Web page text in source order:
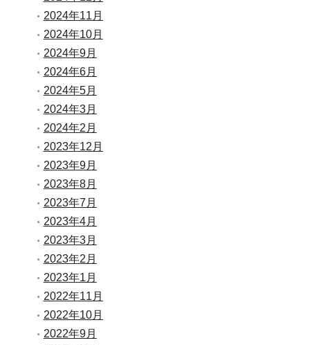
2024年11月
2024年10月
2024年9月
2024年6月
2024年5月
2024年3月
2024年2月
2023年12月
2023年9月
2023年8月
2023年7月
2023年4月
2023年3月
2023年2月
2023年1月
2022年11月
2022年10月
2022年9月